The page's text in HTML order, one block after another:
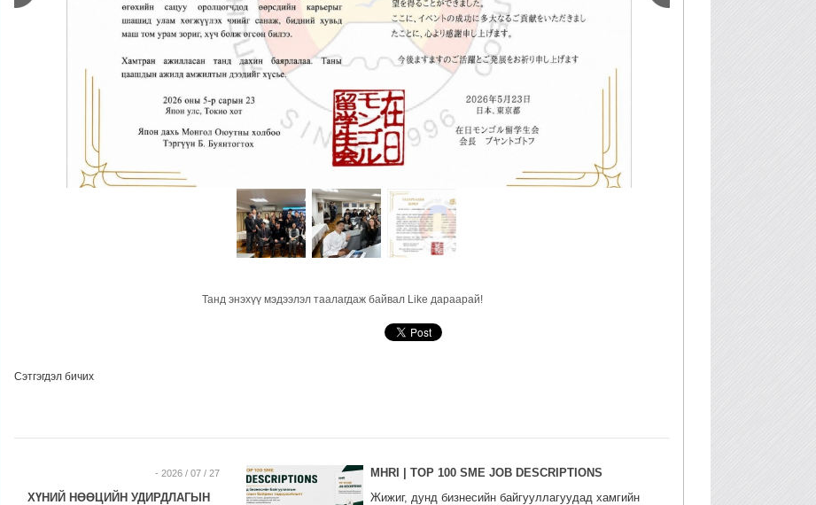
The Future You Can Build in Mongolia | Эх орондоо эргэн ирэхийн үнэ цэнэ
Танд энэхүү мэдээлэл таалагдаж байвал Like дараарай!
Сэтгэгдэл бичих
- 2026 / 07 / 27
ХҮНИЙ НӨӨЦИЙН УДИРДЛАГЫН
MHRI | TOP 100 SME JOB DESCRIPTIONS
Жижиг, дунд бизнесийн байгууллагуудад хамгийн